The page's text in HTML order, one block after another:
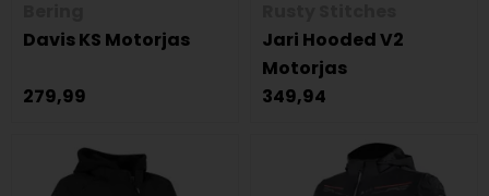
Davis KS Motorjas
279,99
Jari Hooded V2
Motorjas
349,94